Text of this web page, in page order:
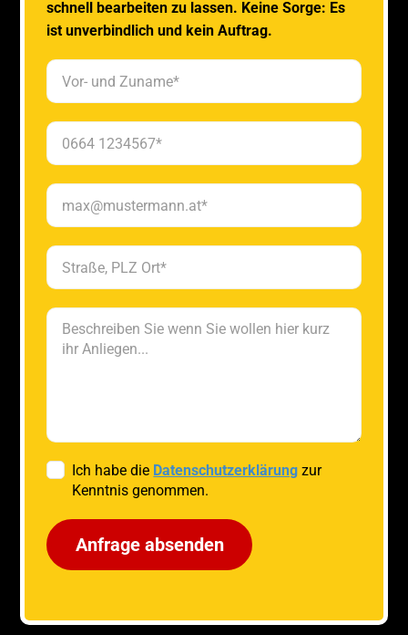
schnell bearbeiten zu lassen. Keine Sorge: Es
ist unverbindlich und kein Auftrag.
Ich habe die Datenschutzerklärung zur
Kenntnis genommen.